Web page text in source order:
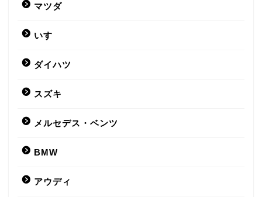
マツダ
いすゞ
ダイハツ
スズキ
メルセデス・ベンツ
BMW
アウディ